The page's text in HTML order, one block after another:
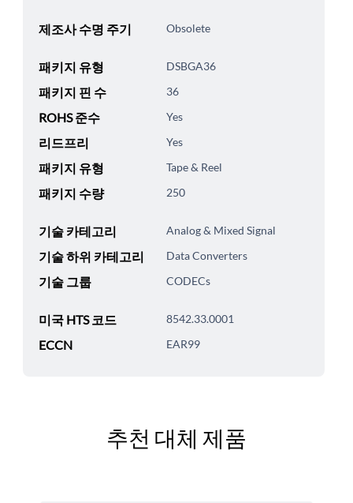
제조사 수명 주기 Obsolete
패키지 유형 DSBGA36
패키지 핀 수 36
ROHS 준수 Yes
리드프리 Yes
패키지 유형 Tape & Reel
패키지 수량 250
기술 카테고리 Analog & Mixed Signal
기술 하위 카테고리 Data Converters
기술 그룹 CODECs
미국 HTS 코드 8542.33.0001
ECCN EAR99
추천 대체 제품